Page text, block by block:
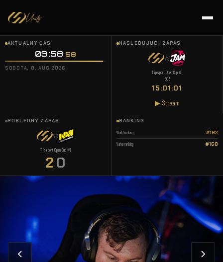
AKTUÁLNY ČAS
03:58 58
SOBOTA, 8. AUG 2026
NASLEDUJÚCI ZÁPAS
VS
Tipsport Open Cup #1
BO3
15:01:01
▶ Stream
POSLEDNÝ ZÁPAS
VS
Tipsport Open Cup #1
2:0
RANKING
World ranking #182
Valve ranking #168